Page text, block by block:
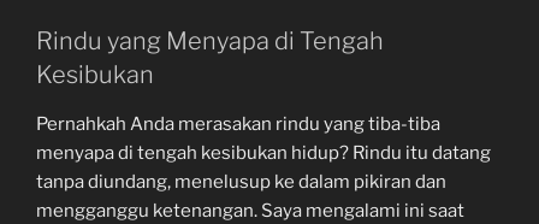
Rindu yang Menyapa di Tengah
Kesibukan
Pernahkah Anda merasakan rindu yang tiba-tiba
menyapa di tengah kesibukan hidup? Rindu itu datang
tanpa diundang, menelusup ke dalam pikiran dan
mengganggu ketenangan. Saya mengalami ini saat